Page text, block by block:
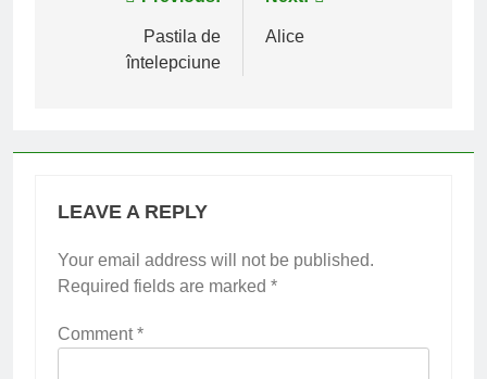
navigation
Pastila de
întelepciune
Alice
LEAVE A REPLY
Your email address will not be published.
Required fields are marked *
Comment*